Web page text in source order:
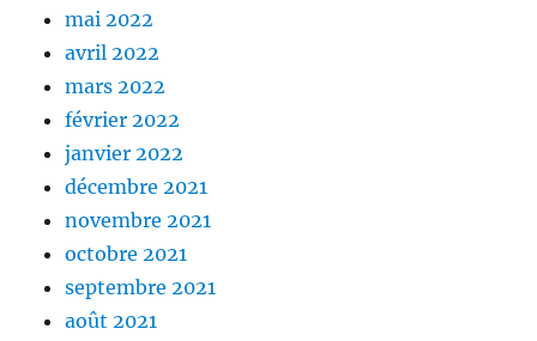
mai 2022
avril 2022
mars 2022
février 2022
janvier 2022
décembre 2021
novembre 2021
octobre 2021
septembre 2021
août 2021